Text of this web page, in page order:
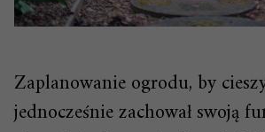
Zaplanowanie ogrodu, by
jednocześnie zachował swoją